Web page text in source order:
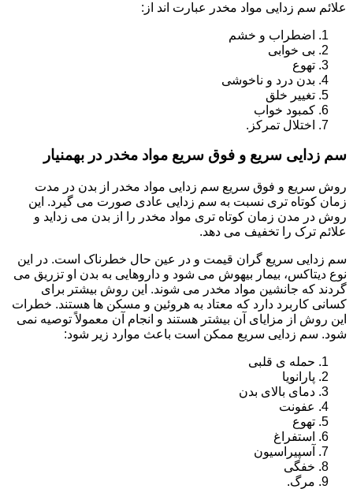
علائم سم زدایی مواد مخدر عبارت اند از:
اضطراب و خشم
بی خوابی
تهوع
بدن درد و ناخوشی
تغییر خلق
کمبود خواب
اختلال تمرکز.
سم زدایی سریع و فوق سریع مواد مخدر در بهمنیار
روش سریع و فوق سریع سم زدایی مواد مخدر از بدن در مدت
زمان کوتاه تری نسبت به سم زدایی عادی صورت می گیرد. این
روش در مدن زمان کوتاه تری مواد مخدر را از بدن می زداید و
علائم ترک را تخفیف می دهد.
سم زدایی سریع گران قیمت و در عین حال خطرناک است. در این
نوع دیتاکس، بیمار بیهوش می شود و داروهایی به بدن او تزریق می
گردند که جانشین مواد مخدر می شوند. این روش بیشتر برای
کسانی کاربرد دارد که معتاد به هروئین و مسکن ها هستند. خطرات
این روش از مزایای آن بیشتر هستند و انجام آن معمولاً توصیه نمی
شود. سم زدایی سریع ممکن است باعث موارد زیر شود:
حمله ی قلبی
پارانویا
دمای بالای بدن
عفونت
تهوع
استفراغ
آسپیراسیون
خفگی
مرگ.